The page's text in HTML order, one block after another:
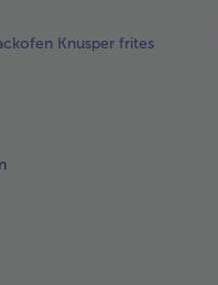
Knusper frites